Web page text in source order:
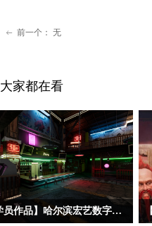
ꂃ 前一个： 无
【学员作品】哈尔滨宏艺数字基地学员三维作品——初级材质
大家都在看